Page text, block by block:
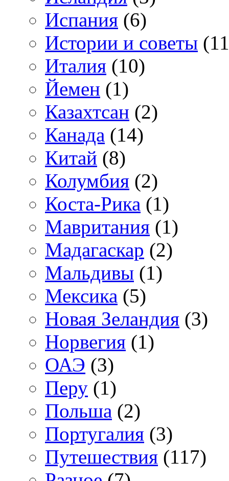
Испания (6)
Истории и советы
Италия (10)
Йемен (1)
Казахтсан (2)
Канада (14)
Китай (8)
Колумбия (2)
Коста-Рика (1)
Мавритания (1)
Мадагаскар (2)
Мальдивы (1)
Мексика (5)
Новая Зеландия (3)
Норвегия (1)
ОАЭ (3)
Перу (1)
Польша (2)
Португалия (3)
Путешествия (117)